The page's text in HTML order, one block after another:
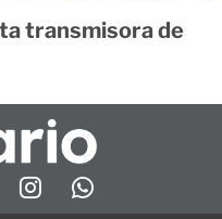
transmisora de